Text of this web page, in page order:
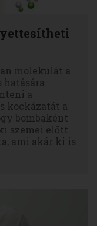
molekulát a
hatására
a
kockázatát a
bombaként
szemei előtt
ami akár ki is